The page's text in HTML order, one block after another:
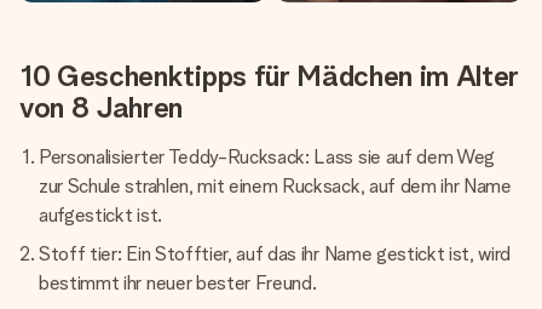
10 Geschenktipps für Mädchen im Alter
von 8 Jahren
Personalisierter Teddy-Rucksack: Lass sie auf dem Weg
zur Schule strahlen, mit einem Rucksack, auf dem ihr Name
aufgestickt ist.
Stoff tier: Ein Stofftier, auf das ihr Name gestickt ist, wird
bestimmt ihr neuer bester Freund.